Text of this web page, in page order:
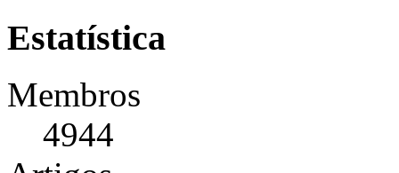
Estatística
Membros
4944